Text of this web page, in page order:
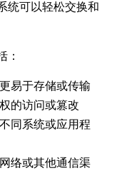
统可以轻松交换和
：
易于存储或传输
的访问或篡改
同系统或应用程
络或其他通信渠